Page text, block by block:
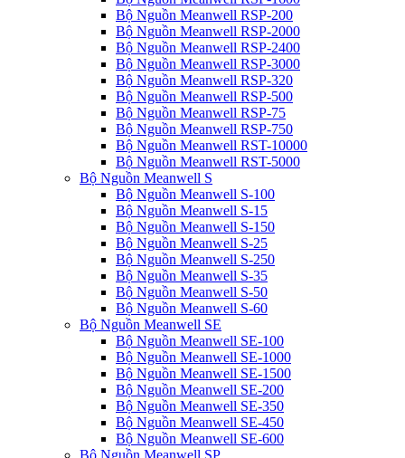
Bộ Nguồn Meanwell RSP-200
Bộ Nguồn Meanwell RSP-2000
Bộ Nguồn Meanwell RSP-2400
Bộ Nguồn Meanwell RSP-3000
Bộ Nguồn Meanwell RSP-320
Bộ Nguồn Meanwell RSP-500
Bộ Nguồn Meanwell RSP-75
Bộ Nguồn Meanwell RSP-750
Bộ Nguồn Meanwell RST-10000
Bộ Nguồn Meanwell RST-5000
Bộ Nguồn Meanwell S
Bộ Nguồn Meanwell S-100
Bộ Nguồn Meanwell S-15
Bộ Nguồn Meanwell S-150
Bộ Nguồn Meanwell S-25
Bộ Nguồn Meanwell S-250
Bộ Nguồn Meanwell S-35
Bộ Nguồn Meanwell S-50
Bộ Nguồn Meanwell S-60
Bộ Nguồn Meanwell SE
Bộ Nguồn Meanwell SE-100
Bộ Nguồn Meanwell SE-1000
Bộ Nguồn Meanwell SE-1500
Bộ Nguồn Meanwell SE-200
Bộ Nguồn Meanwell SE-350
Bộ Nguồn Meanwell SE-450
Bộ Nguồn Meanwell SE-600
Bộ Nguồn Meanwell SP